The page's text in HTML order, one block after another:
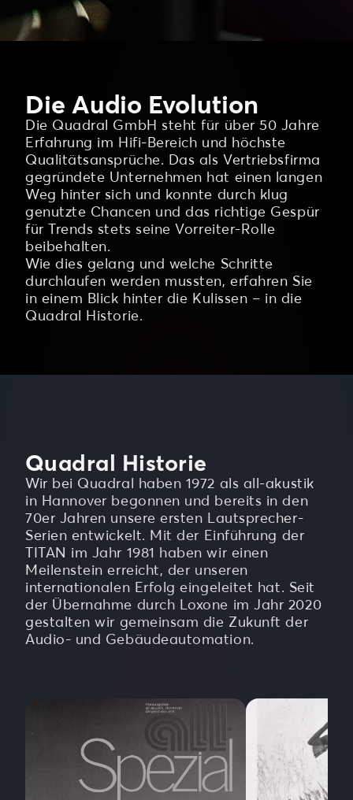
Die Audio Evolution
Die Quadral GmbH steht für über 50 Jahre
Erfahrung im Hifi-Bereich und höchste
Qualitätsansprüche. Das als Vertriebsfirma
gegründete Unternehmen hat einen langen
Weg hinter sich und konnte durch klug
genutzte Chancen und das richtige Gespür
für Trends stets seine Vorreiter-Rolle
beibehalten.
Wie dies gelang und welche Schritte
durchlaufen werden mussten, erfahren Sie
in einem Blick hinter die Kulissen – in die
Quadral Historie.
Quadral Historie
Wir bei Quadral haben 1972 als all-akustik
in Hannover begonnen und bereits in den
70er Jahren unsere ersten Lautsprecher-
Serien entwickelt. Mit der Einführung der
TITAN im Jahr 1981 haben wir einen
Meilenstein erreicht, der unseren
internationalen Erfolg eingeleitet hat. Seit
der Übernahme durch Loxone im Jahr 2020
gestalten wir gemeinsam die Zukunft der
Audio- und Gebäudeautomation.